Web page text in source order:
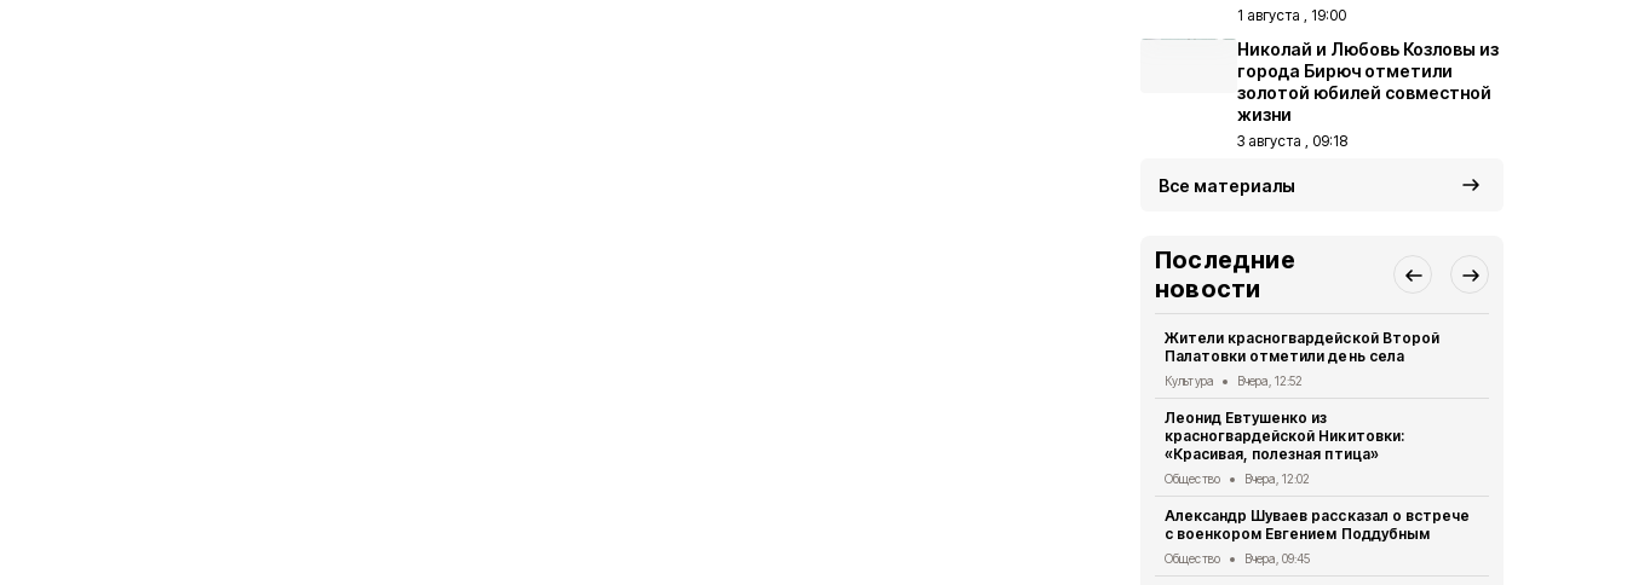
1 августа , 19:00
Николай и Любовь Козловы из
города Бирюч отметили
золотой юбилей совместной
жизни
3 августа , 09:18
Все материалы
Последние
новости
Жители красногвардейской Второй
Палатовки отметили день села
Культура Вчера, 12:52
Леонид Евтушенко из
красногвардейской Никитовки:
«Красивая, полезная птица»
Общество Вчера, 12:02
Александр Шуваев рассказал о встрече
с военкором Евгением Поддубным
Общество Вчера, 09:45